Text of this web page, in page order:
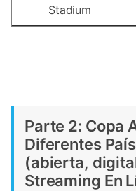
Stadium
Parte 2: Copa
Diferentes
(abierta,
Streaming En
+50M usuarios y